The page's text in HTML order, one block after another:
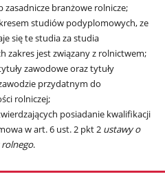
zasadnicze branżowe rolnicze;
studiów podyplomowych, ze
się te studia za studia
zakres jest związany z rolnictwem;
zawodowe oraz tytuły
przydatnym do
rolniczej;
posiadanie kwalifikacji
w art. 6 ust. 2 pkt 2 ustawy o
.